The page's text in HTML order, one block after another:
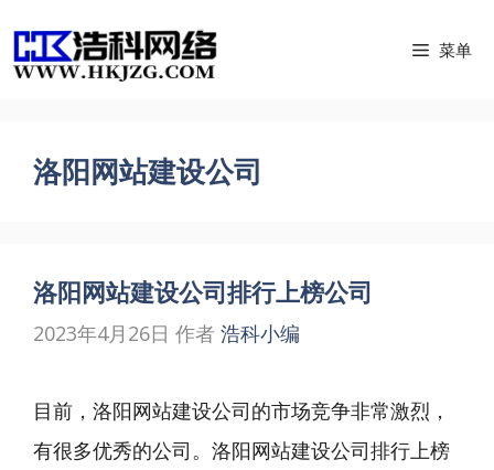
至
菜单
洛阳网站建设公司
洛阳网站建设公司排行上榜公司
2023年4月26日 作者 浩科小编
目前，洛阳网站建设公司的市场竞争非常激烈，
有很多优秀的公司。洛阳网站建设公司排行上榜